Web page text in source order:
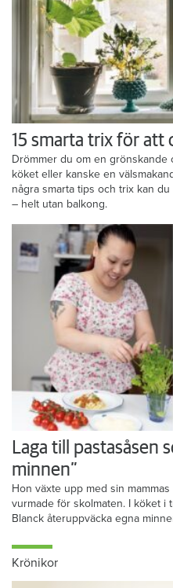
15 smarta trix för att
Drömmer du om en grönskande
köket eller kanske en
några smarta tips och trix kan
– helt utan balkong.
Laga till pastasåsen
minnen”
Hon växte upp med sin
vurmade för skolmaten. I köket i
Blanck återuppväcka egna
Krönikor